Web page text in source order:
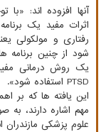
آنها افزوده اند:
اثرات مفید یک
شود از چنین برنامه
یک روش درمانی
PTSD استفاده شود».
این یافته ها که بر
مهم اشاره دارند،
علوم پزشکی مازندران